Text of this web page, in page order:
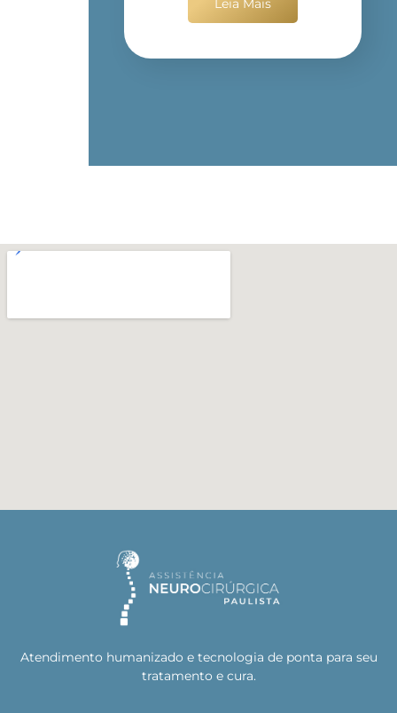
Leia Mais
Atendimento humanizado e tecnologia de ponta para seu
tratamento e cura.